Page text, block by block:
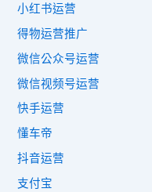
小红书运营
得物运营推广
微信公众号运营
微信视频号运营
快手运营
懂车帝
抖音运营
支付宝